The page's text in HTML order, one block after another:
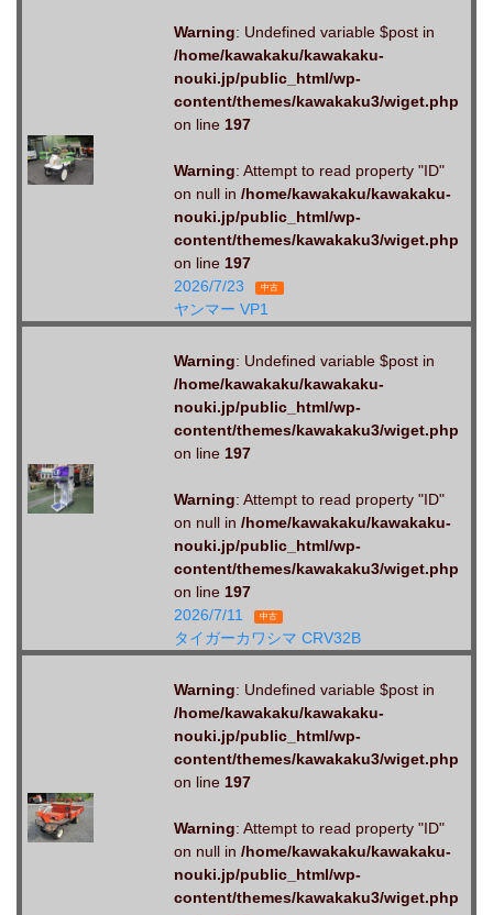
Warning: Undefined variable $post in
/home/kawakaku/kawakaku-
nouki.jp/public_html/wp-
content/themes/kawakaku3/wiget.php
on line 197
Warning: Attempt to read property "ID"
on null in /home/kawakaku/kawakaku-
nouki.jp/public_html/wp-
content/themes/kawakaku3/wiget.php
on line 197
2026/7/23
中古
ヤンマー VP1
Warning: Undefined variable $post in
/home/kawakaku/kawakaku-
nouki.jp/public_html/wp-
content/themes/kawakaku3/wiget.php
on line 197
Warning: Attempt to read property "ID"
on null in /home/kawakaku/kawakaku-
nouki.jp/public_html/wp-
content/themes/kawakaku3/wiget.php
on line 197
2026/7/11
中古
タイガーカワシマ CRV32B
Warning: Undefined variable $post in
/home/kawakaku/kawakaku-
nouki.jp/public_html/wp-
content/themes/kawakaku3/wiget.php
on line 197
Warning: Attempt to read property "ID"
on null in /home/kawakaku/kawakaku-
nouki.jp/public_html/wp-
content/themes/kawakaku3/wiget.php